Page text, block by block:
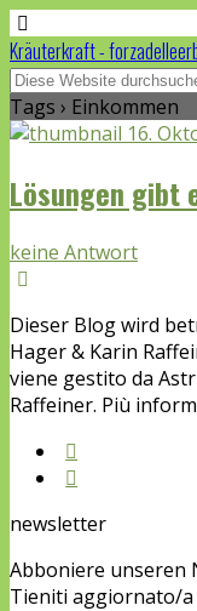
Kräuterkraft -
Tags › Einkommen
16.
Lösungen gibt
keine Antwort
Dieser Blog wird
Hager & Karin
viene gestito da
Raffeiner. Più
newsletter
Abboniere unseren
Tieniti aggiornato/